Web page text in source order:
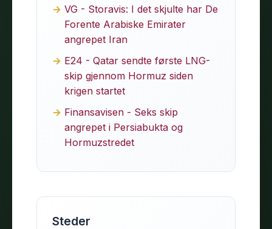
VG - Storavis: I det skjulte har De
Forente Arabiske Emirater
angrepet Iran
E24 - Qatar sendte første LNG-
skip gjennom Hormuz siden
krigen startet
Finansavisen - Seks skip
angrepet i Persiabukta og
Hormuzstredet
Steder